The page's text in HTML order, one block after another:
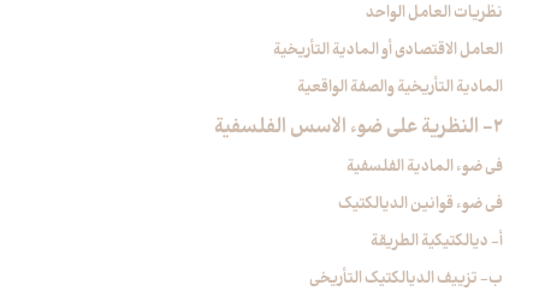
نظريات العامل الواحد
العامل الاقتصادي أو المادية التأريخية
المادية التأريخية والصفة الواقعية
2- النظرية على ضوء الاسس الفلسفية
في ضوء المادية الفلسفية
في ضوء قوانين الديالكتيك
أ- ديالكتيكية الطريقة
ب- تزييف الديالكتيك التأريخي